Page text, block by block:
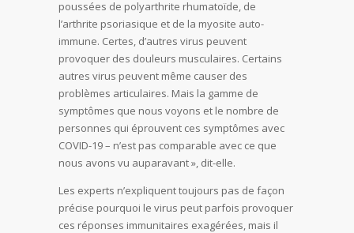
poussées de polyarthrite rhumatoïde, de
l’arthrite psoriasique et de la myosite auto-
immune. Certes, d’autres virus peuvent
provoquer des douleurs musculaires. Certains
autres virus peuvent même causer des
problèmes articulaires. Mais la gamme de
symptômes que nous voyons et le nombre de
personnes qui éprouvent ces symptômes avec
COVID-19 – n’est pas comparable avec ce que
nous avons vu auparavant », dit-elle.
Les experts n’expliquent toujours pas de façon
précise pourquoi le virus peut parfois provoquer
ces réponses immunitaires exagérées, mais il